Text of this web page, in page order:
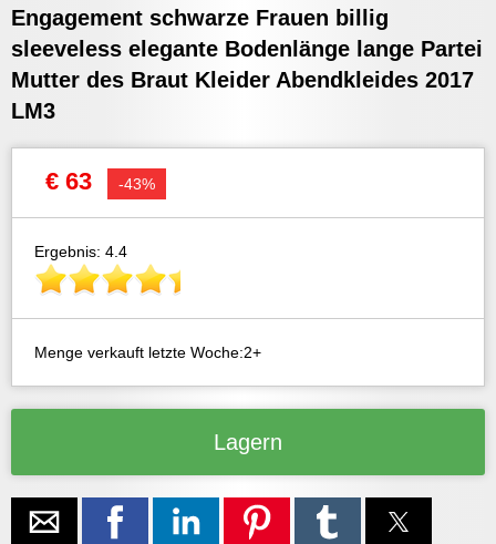
Engagement schwarze Frauen billig
sleeveless elegante Bodenlänge lange Partei
Mutter des Braut Kleider Abendkleides 2017
LM3
€ 63 -43%
Ergebnis: 4.4
Menge verkauft letzte Woche:2+
Lagern